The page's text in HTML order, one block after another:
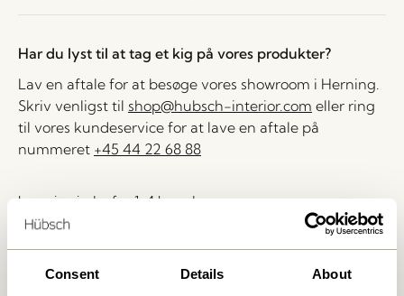
Consent Details About
Har du lyst til at tag et kig på vores produkter?
Lav en aftale for at besøge vores showroom i Herning.
Skriv venligst til shop@hubsch-interior.com eller ring
til vores kundeservice for at lave en aftale på
nummeret +45 44 22 68 88
Levering indenfor 1-4 hverdage
30 dages returret
Fri fragt over499 DKK*